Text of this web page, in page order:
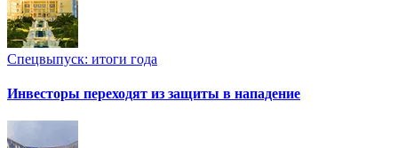
Спецвыпуск: итоги года
Инвесторы переходят из защиты в нападение